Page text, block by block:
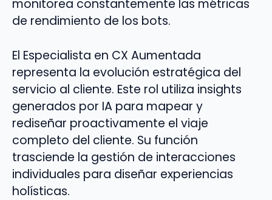
monitorea constantemente las métricas
de rendimiento de los bots.
El Especialista en CX Aumentada
representa la evolución estratégica del
servicio al cliente. Este rol utiliza insights
generados por IA para mapear y
rediseñar proactivamente el viaje
completo del cliente. Su función
trasciende la gestión de interacciones
individuales para diseñar experiencias
holísticas.